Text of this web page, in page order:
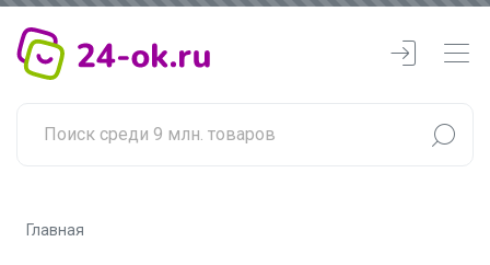
Главная